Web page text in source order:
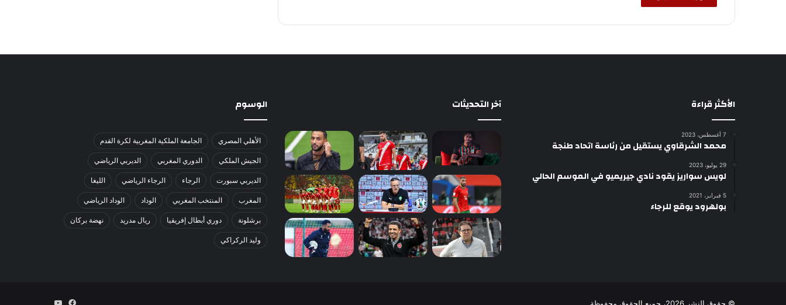
الأكثر قراءة
7 أغسطس، 2023
محمد الشرقاوي يستقيل من رئاسة اتحاد طنجة
29 يوليو، 2023
لويس سواريز يقود نادي جيريميو في الموسم الحالي
5 فبراير، 2021
بولهرود يوقع للرجاء
آخر التحديثات الوسوم
الأهلي المصري الجامعة الملكية المغربية لكرة القدم
الجيش الملكي الدوري المغربي الديربي الرياضي
الديربي سبورت الرجاء الرجاء الرياضي الليغا
المغرب المنتخب المغربي الوداد الوداد الرياضي
برشلونة دوري أبطال إفريقيا ريال مدريد نهضة بركان
وليد الركراكي